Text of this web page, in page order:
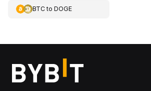
BTCto DOGE